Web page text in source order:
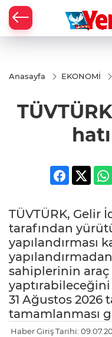
Anasayfa EKONOMİ
TÜVTÜRK, Gelir
tarafından
yapılandırması
sahiplerinin
yaptırabileceğini
31 Ağustos 2026
tamamlanması
Haber Giriş Tarihi: